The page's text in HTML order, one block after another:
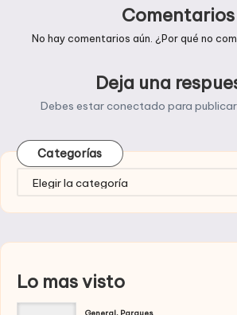
Comentarios
No hay comentarios aún. ¿Por qué no
Deja una
Debes estarconectado para
Categorías
Categorías
Lo mas visto